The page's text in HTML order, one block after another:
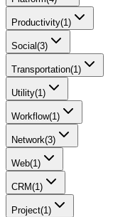
Productivity(1)
Social(3)
Transportation(1)
Utility(1)
Workflow(1)
Network(3)
Web(1)
CRM(1)
Project(1)